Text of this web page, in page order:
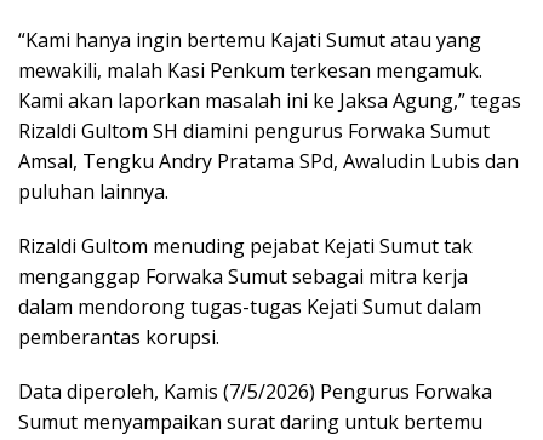
“Kami hanya ingin bertemu Kajati Sumut atau yang
mewakili, malah Kasi Penkum terkesan mengamuk.
Kami akan laporkan masalah ini ke Jaksa Agung,” tegas
Rizaldi Gultom SH diamini pengurus Forwaka Sumut
Amsal, Tengku Andry Pratama SPd, Awaludin Lubis dan
puluhan lainnya.
Rizaldi Gultom menuding pejabat Kejati Sumut tak
menganggap Forwaka Sumut sebagai mitra kerja
dalam mendorong tugas-tugas Kejati Sumut dalam
pemberantas korupsi.
Data diperoleh, Kamis (7/5/2026) Pengurus Forwaka
Sumut menyampaikan surat daring untuk bertemu